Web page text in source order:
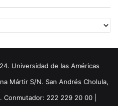
Universidad de las Américas
Mártir S/N. San Andrés Cholula,
Conmutador: 222 229 20 00 |